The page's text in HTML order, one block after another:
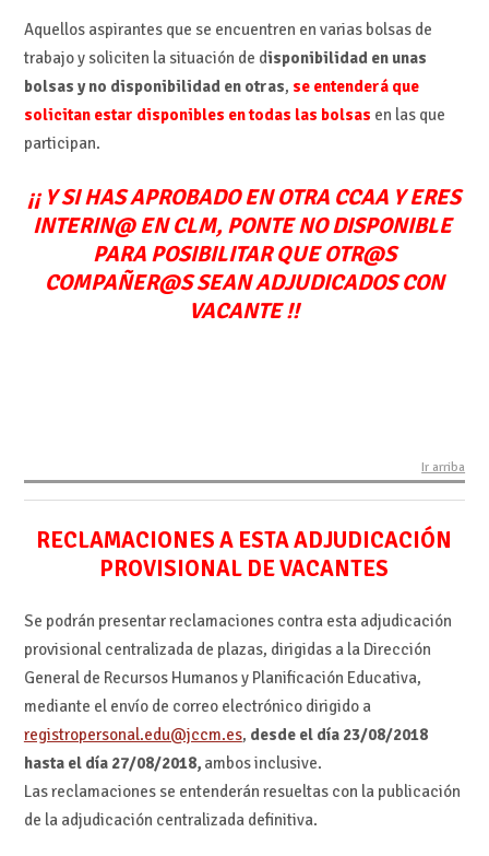
Aquellos aspirantes que se encuentren en varias bolsas de
trabajo y soliciten la situación de disponibilidad en unas
bolsas y no disponibilidad en otras, se entenderá que
solicitan estar disponibles en todas las bolsas en las que
participan.
¡¡ Y SI HAS APROBADO EN OTRA CCAA Y ERES
INTERIN@ EN CLM, PONTE NO DISPONIBLE
PARA POSIBILITAR QUE OTR@S
COMPAÑER@S SEAN ADJUDICADOS CON
VACANTE !!
Ir arriba
RECLAMACIONES A ESTA ADJUDICACIÓN
PROVISIONAL DE VACANTES
Se podrán presentar reclamaciones contra esta adjudicación
provisional centralizada de plazas, dirigidas a la Dirección
General de Recursos Humanos y Planificación Educativa,
mediante el envío de correo electrónico dirigido a
registropersonal.edu@jccm.es, desde el día 23/08/2018
hasta el día 27/08/2018,ambos inclusive.
Las reclamaciones se entenderán resueltas con la publicación
de la adjudicación centralizada definitiva.